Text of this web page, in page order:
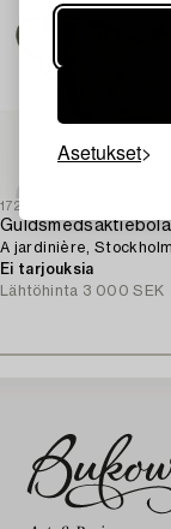
Asetukset
1725362
A jardinière,
Ei tarjouksia
Lähtöhinta 3 000 SEK